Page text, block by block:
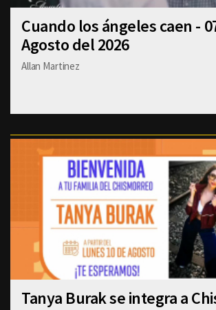
Cuando los ángeles caen -
Agosto del 2026
Allan Martinez
Tanya Burak se integra a